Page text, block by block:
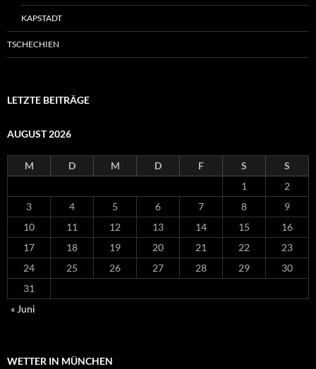
KAPSTADT
TSCHECHIEN
LETZTE BEITRÄGE
AUGUST 2026
M D M D F S
S
1
2
3
4 5 6 7 8
9
10
11 12 13 14 15
16
17
18 19 20 21 22
23
24
25 26 27 28 29
30
31
« Juni
WETTER IN MÜNCHEN